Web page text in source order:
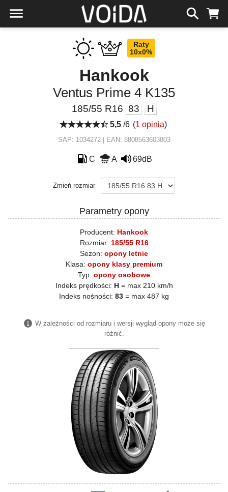
Raty
10x0%
Hankook
Ventus Prime 4 K135
185/55 R16 83 H
5,5/6 (1 opinia)
SAP: 1034272 | EAN: 8808563603803
C A 69dB
Zmień rozmiar
Parametry opony
Producent: Hankook
Rozmiar: 185/55 R16
Sezon: opony letnie
Klasa: opony klasy premium
Typ: opony osobowe
Indeks prędkości: H= max 210 km/h
Indeks nośności: 83 = max 487 kg
W zależności od rozmiaru i wersji wygląd opony może się
różnić.